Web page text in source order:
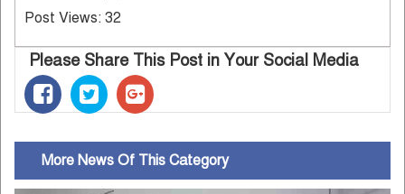
Post Views: 32
Please Share This Post in Your Social Media
More News Of This Category